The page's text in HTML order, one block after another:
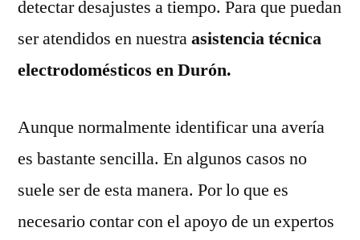
detectar desajustes a tiempo. Para que puedan
ser atendidos en nuestraasistencia técnica
electrodomésticos en Durón.
Aunque normalmente identificar una avería
es bastante sencilla. En algunos casos no
suele ser de esta manera. Por lo que es
necesario contar con el apoyo de un expertos